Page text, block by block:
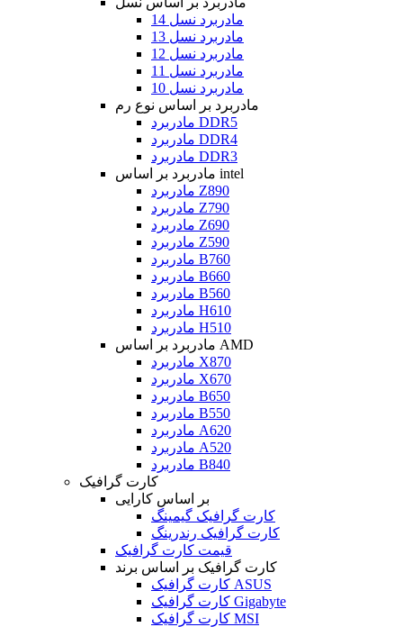
مادربرد نسل 14
مادربرد نسل 13
مادربرد نسل 12
مادربرد نسل 11
مادربرد نسل 10
مادربرد بر اساس نوع رم
مادربرد DDR5
مادربرد DDR4
مادربرد DDR3
مادربرد بر اساس intel
مادربرد Z890
مادربرد Z790
مادربرد Z690
مادربرد Z590
مادربرد B760
مادربرد B660
مادربرد B560
مادربرد H610
مادربرد H510
مادربرد بر اساس AMD
مادربرد X870
مادربرد X670
مادربرد B650
مادربرد B550
مادربرد A620
مادربرد A520
مادربرد B840
کارت گرافیک
بر اساس کارایی
کارت گرافیک گیمینگ
کارت گرافیک رندرینگ
قیمت کارت گرافیک
کارت گرافیک بر اساس برند
کارت گرافیک ASUS
کارت گرافیک Gigabyte
کارت گرافیک MSI